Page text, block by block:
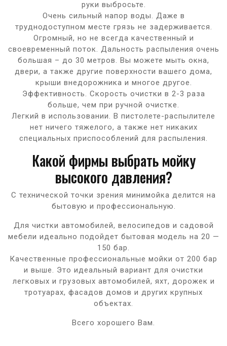
руки выбросьте.
Очень сильный напор воды. Даже в
труднодоступном месте грязь не задерживается.
Огромный, но не всегда качественный и
своевременный поток. Дальность распыления очень
большая – до 30 метров. Вы можете мыть окна,
двери, а также другие поверхности вашего дома,
крыши внедорожника и многое другое.
Эффективность. Скорость очистки в 2-3 раза
больше, чем при ручной очистке.
Легкий в использовании. В пистолете-распылителе
нет ничего тяжелого, а также нет никаких
специальных приспособлений для распыления.
Какой фирмы выбрать мойку
высокого давления?
С технической точки зрения минимойка делится на
бытовую и профессиональную.
Для чистки автомобилей, велосипедов и садовой
мебели идеально подойдет бытовая модель на 20 —
150 бар.
Качественные профессиональные мойки от 200 бар
и выше. Это идеальный вариант для очистки
легковых и грузовых автомобилей, яхт, дорожек и
тротуарах, фасадов домов и других крупных
объектах.
Всего хорошего Вам.